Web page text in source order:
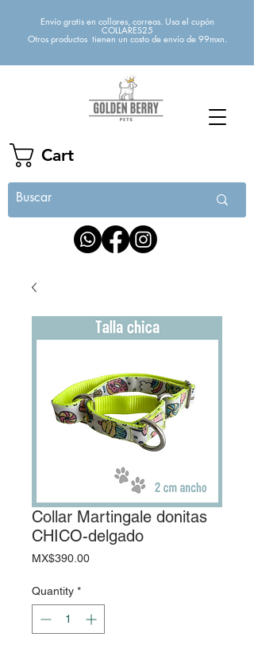
Cart
Envío gratis en collares, correas. Usa el cupón
COLLARES25
Otros productos tienen un costo de envío de 99mxn.
Collar Martingale donitas
CHICO-delgado
MX$390.00Price
Quantity *